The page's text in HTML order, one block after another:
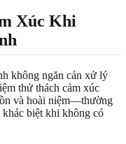
Xúc Khi
không ngăn cản xử lý
thử thách cảm xúc
và hoài niệm—thường
biệt khi không có